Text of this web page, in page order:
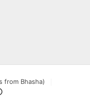
from Bhasha)